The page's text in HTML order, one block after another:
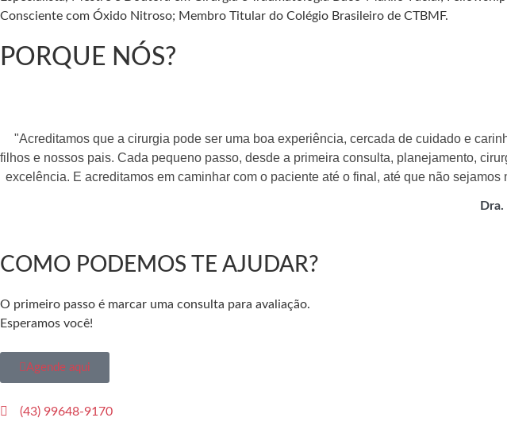
Consciente com Óxido Nitroso; Membro Titular do Colégio Brasileiro de CTBMF.
PORQUE NÓS?
"Acreditamos que a cirurgia pode ser uma boa experiência, cercada de cuidado e
filhos e nossos pais. Cada pequeno passo, desde a primeira consulta, planejamento,
excelência. E acreditamos em caminhar com o paciente até o final, até que não
COMO PODEMOS TE AJUDAR?
O primeiro passo é marcar uma consulta para avaliação.
Esperamos você!
Agende aqui
(43) 99648-9170